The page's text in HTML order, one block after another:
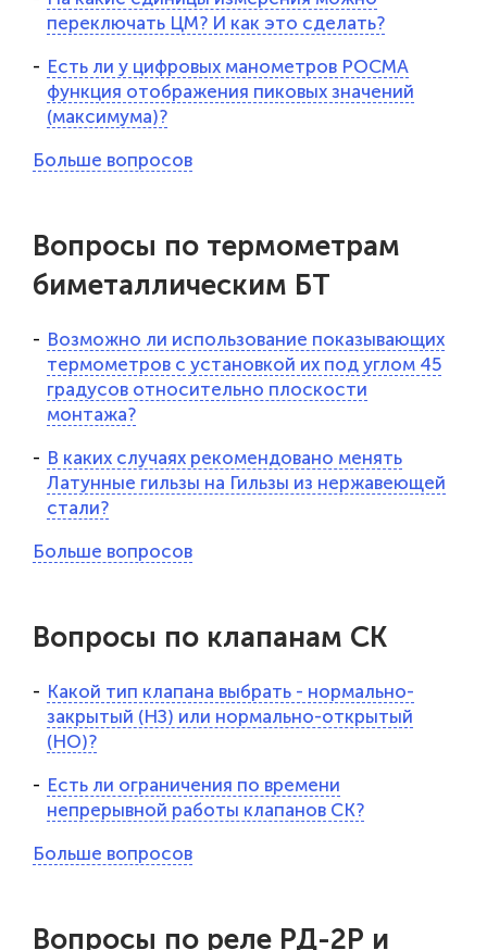
переключать ЦМ? И как это сделать?
Есть ли у цифровых манометров РОСМА
функция отображения пиковых значений
(максимума)?
Больше вопросов
Вопросы по термометрам
биметаллическим БТ
Возможно ли использование показывающих
термометров с установкой их под углом 45
градусов относительно плоскости
монтажа?
В каких случаях рекомендовано менять
Латунные гильзы на Гильзы из нержавеющей
стали?
Больше вопросов
Вопросы по клапанам СК
Какой тип клапана выбрать - нормально-
закрытый (НЗ) или нормально-открытый
(НО)?
Есть ли ограничения по времени
непрерывной работы клапанов СК?
Больше вопросов
Вопросы по реле РД-2Р и